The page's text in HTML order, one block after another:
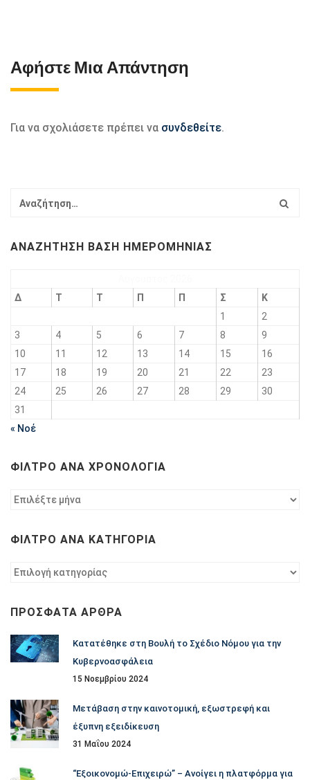
Αφήστε Μια Απάντηση
Για να σχολιάσετε πρέπει να συνδεθείτε.
ΑΝΑΖΉΤΗΣΗ ΒΆΣΗ ΗΜΕΡΟΜΗΝΊΑΣ
Δ
Τ Τ Π Π Σ
Κ
1
2
3
4 5 6 7 8
9
10
11 12 13 14 15
16
17
18 19 20 21 22
23
24
25 26 27 28 29
30
31
« Νοέ
ΦΊΛΤΡΟ ΑΝΆ ΧΡΟΝΟΛΟΓΊΑ
Φίλτρο
ΦΊΛΤΡΟ ΑΝΆ ΚΑΤΗΓΟΡΊΑ
Φίλτρο
ΠΡΌΣΦΑΤΑ ΆΡΘΡΑ
Κατατέθηκε στη Βουλή το Σχέδιο Νόμου για την
Κυβερνοασφάλεια
15 Νοεμβρίου 2024
Μετάβαση στην καινοτομική, εξωστρεφή και
έξυπνη εξειδίκευση
31 Μαΐου 2024
“Εξοικονομώ-Επιχειρώ” – Ανοίγει η πλατφόρμα για